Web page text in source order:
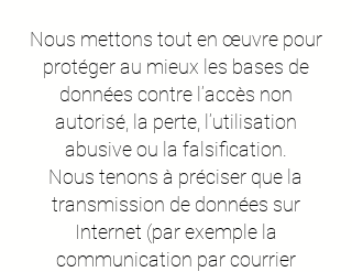
Nous mettons tout en œuvre pour
protéger au mieux les bases de
données contre l’accès non
autorisé, la perte, l’utilisation
abusive ou la falsification.
Nous tenons à préciser que la
transmission de données sur
Internet (par exemple la
communication par courrier